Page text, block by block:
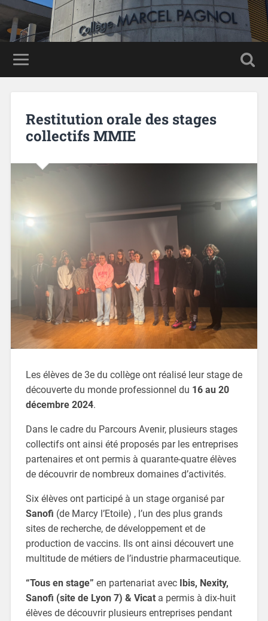
Restitution orale des stages
collectifs MMIE
Les élèves de 3e du collège ont réalisé leur stage de
découverte du monde professionnel du 16 au 20
décembre 2024.
Dans le cadre du Parcours Avenir, plusieurs stages
collectifs ont ainsi été proposés par les entreprises
partenaires et ont permis à quarante-quatre élèves
de découvrir de nombreux domaines d’activités.
Six élèves ont participé à un stage organisé par
Sanofi (de Marcy l’Etoile) , l’un des plus grands
sites de recherche, de développement et de
production de vaccins. Ils ont ainsi découvert une
multitude de métiers de l’industrie pharmaceutique.
“Tous en stage” en partenariat avecIbis, Nexity,
Sanofi (site de Lyon 7) & Vicata permis à dix-huit
élèves de découvrir plusieurs entreprises pendant
Panneau de gestion des cookies